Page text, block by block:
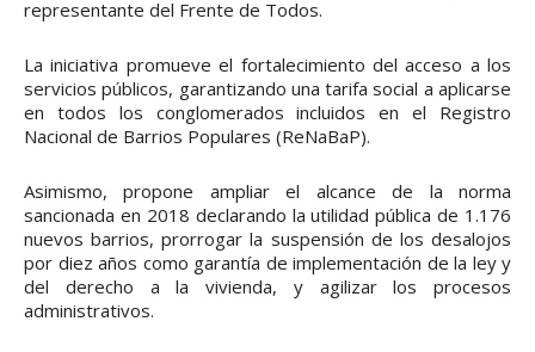
representante del Frente de Todos.
La iniciativa promueve el fortalecimiento del acceso a los
servicios públicos, garantizando una tarifa social a aplicarse
en todos los conglomerados incluidos en el Registro
Nacional de Barrios Populares (ReNaBaP).
Asimismo, propone ampliar el alcance de la norma
sancionada en 2018 declarando la utilidad pública de 1.176
nuevos barrios, prorrogar la suspensión de los desalojos
por diez años como garantía de implementación de la ley y
del derecho a la vivienda, y agilizar los procesos
administrativos.